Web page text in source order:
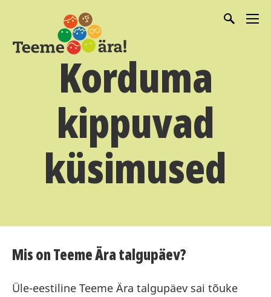
Korduma
kippuvad
küsimused
Mis on Teeme Ära talgupäev?
Üle-eestiline Teeme Ära talgupäev sai tõuke